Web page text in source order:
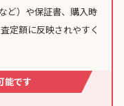
ど）や保証書、購入時
定額に反映されやすく
能です